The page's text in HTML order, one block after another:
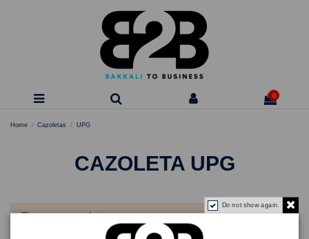
0
Home Cazoletas UPG
CAZOLETA UPG
There are no products.
Do not show again.